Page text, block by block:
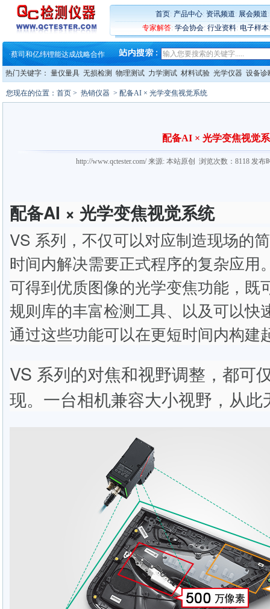
首页: 产品中心: 资讯频道: 展会频道
专家解答: 学会协会: 行业资料: 电子样本
铸就AI服务器质量动脉 – 高
铸就AI服务器质量动脉 – 高
ZEISS BOSELLO ADR 让内部缺
·蔡司和亿纬锂能达成战略合作
·大牌云集 买家升级 ——26
热门关键字： 量仪量具 无损检测 物理测试 力学测试 材料试验 光学仪器 设备诊
您现在的位置： 首页 > 热销仪器 > 配备AI × 光学变焦视觉系统
配备AI × 光学变焦视觉
http://www.qctester.com/ 来源: 本站原创 浏览次数：8118 发布
配备AI × 光学变焦视觉系统
VS 系列，不仅可以对应制造现场的
时间内解决需要正式程序的复杂应用
可得到优质图像的光学变焦功能，既
规则库的丰富检测工具、以及可以快
通过这些功能可以在更短时间内构建
VS 系列的对焦和视野调整，都可
现。一台相机兼容大小视野，从此